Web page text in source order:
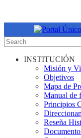
INSTITUCIÓN
Misión y
Objetivos
Mapa de
Manual de
Principios
Reseña